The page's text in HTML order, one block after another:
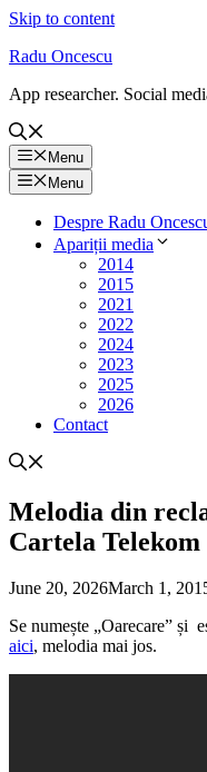
Skip to content
Radu Oncescu
App researcher. Social
Menu
Menu
Despre Radu
Apariții media
2014
2015
2021
2022
2024
2023
2025
2026
Contact
Melodia din
Cartela
June 20, 2026March 1,
Se numește „Oarecare” și
aici, melodia mai jos.